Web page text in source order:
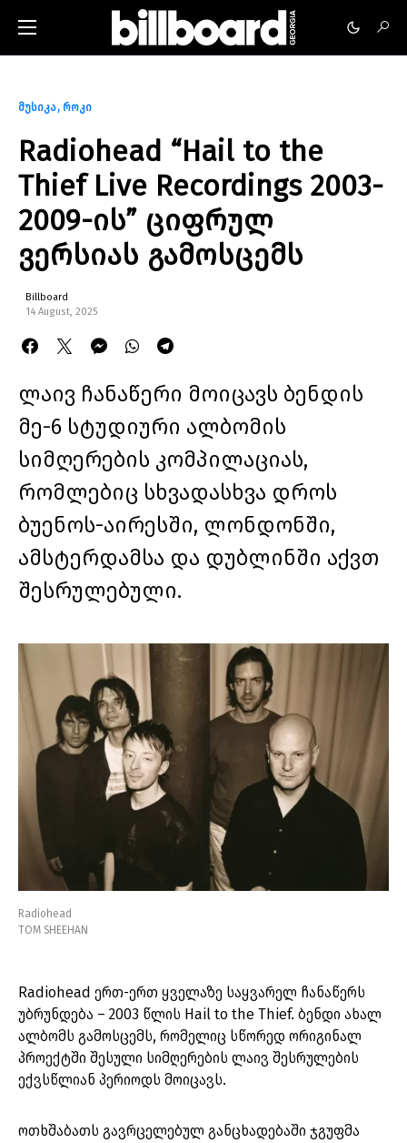
მუსიკა როკი
Radiohead “Hail to the
Thief Live Recordings 2003-
2009-ის” ციფრულ
ვერსიას გამოსცემს
Billboard
14 August, 2025
ლაივ ჩანაწერი მოიცავს ბენდის
მე-6 სტუდიური ალბომის
სიმღერების კომპილაციას,
რომლებიც სხვადასხვა დროს
ბუენოს-აირესში, ლონდონში,
ამსტერდამსა და დუბლინში აქვთ
შესრულებული.
Radiohead
TOM SHEEHAN
Radiohead ერთ-ერთ ყველაზე საყვარელ ჩანაწერს
უბრუნდება – 2003 წლის Hail to the Thief. ბენდი ახალ
ალბომს გამოსცემს, რომელიც სწორედ ორიგინალ
პროექტში შესული სიმღერების ლაივ შესრულების
ექვსწლიან პერიოდს მოიცავს.
ოთხშაბათს გავრცელებულ განცხადებაში ჯგუფმა